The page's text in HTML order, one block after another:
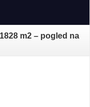
m2 – pogled na